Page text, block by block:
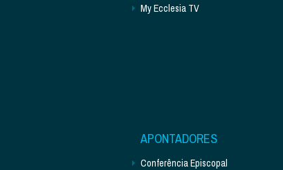
My Ecclesia TV
APONTADORES
Conferência Episcopal